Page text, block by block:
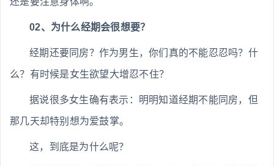
02、为什么经期会很想要？
经期还要同房？作为男生，你们真的不能忍忍吗？什
么？有时候是女生欲望大增忍不住？
据说很多女生确有表示：明明知道经期不能同房，但
那几天却特别想为爱鼓掌。
这，到底是为什么呢？